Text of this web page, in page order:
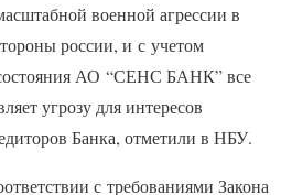
военной агрессии в
россии, и с учетом
АО “СЕНС БАНК” все
угрозу для интересов
Банка, отметили в НБУ.
с требованиями Закона